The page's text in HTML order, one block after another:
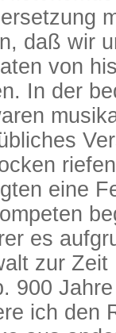
daß wir
von
In der
eine
es
zur
900
ich den